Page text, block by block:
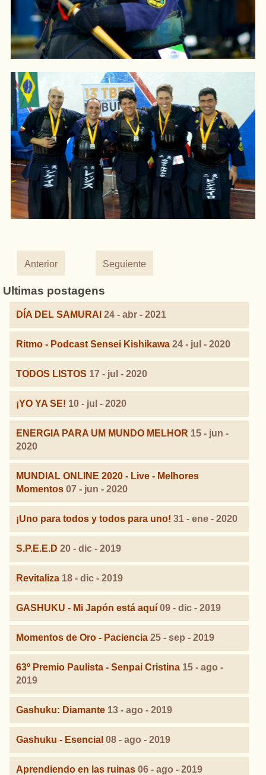
Anterior Seguiente
Ultimas postagens
DÍA DEL SAMURAI 24 - abr - 2021
Ritmo - Podcast Sensei Kishikawa 24 - jul - 2020
TODOS LISTOS 17 - jul - 2020
¡YO YA SE! 10 - jul - 2020
ENERGIA PARA UM MUNDO MELHOR 15 - jun -
2020
MUNDIAL ONLINE 2020 - Live - Melhores
Momentos 07 - jun - 2020
¡Uno para todos y todos para uno! 31 - ene - 2020
S.P.E.E.D 20 - dic - 2019
Revitaliza 18 - dic - 2019
GASHUKU - Mi Japón está aquí 09 - dic - 2019
Momentos de Oro - Paciencia 25 - sep - 2019
63º Premio Paulista - Senpai Cristina 15 - ago -
2019
Gashuku: Diamante 13 - ago - 2019
Gashuku - Esencial 08 - ago - 2019
Aprendiendo en las ruinas 06 - ago - 2019